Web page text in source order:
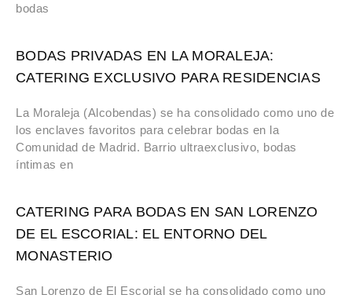
bodas
BODAS PRIVADAS EN LA MORALEJA:
CATERING EXCLUSIVO PARA RESIDENCIAS
La Moraleja (Alcobendas) se ha consolidado como uno de
los enclaves favoritos para celebrar bodas en la
Comunidad de Madrid. Barrio ultraexclusivo, bodas
íntimas en
CATERING PARA BODAS EN SAN LORENZO
DE EL ESCORIAL: EL ENTORNO DEL
MONASTERIO
San Lorenzo de El Escorial se ha consolidado como uno